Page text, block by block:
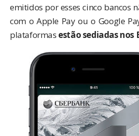
emitidos por esses cinco bancos
com o Apple Pay ou o Google
plataformas estão sediadas nos